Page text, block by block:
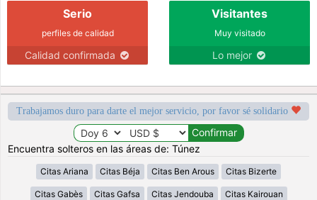
Serio
perfiles de calidad
Calidad confirmada
Visitantes
Muy visitado
Lo mejor
Trabajamos duro para darte el mejor servicio, por favor sé solidario
Encuentra solteros en las áreas de: Túnez
Citas Ariana Citas Béja Citas Ben Arous Citas Bizerte
Citas Gabès Citas Gafsa Citas Jendouba Citas Kairouan